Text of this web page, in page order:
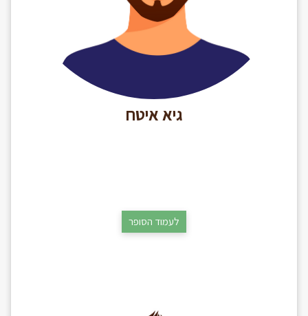
גיא איטח
לעמוד הסופר